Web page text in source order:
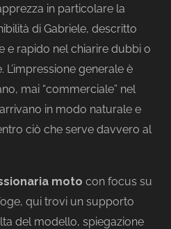
in particolare la
di Gabriele, descritto
e rapido nel chiarire dubbi o
generale è
mai “commerciale” nel
in modo naturale e
ciò che serve davvero al
moto con focus su
qui trovi un supporto
del modello, spiegazione